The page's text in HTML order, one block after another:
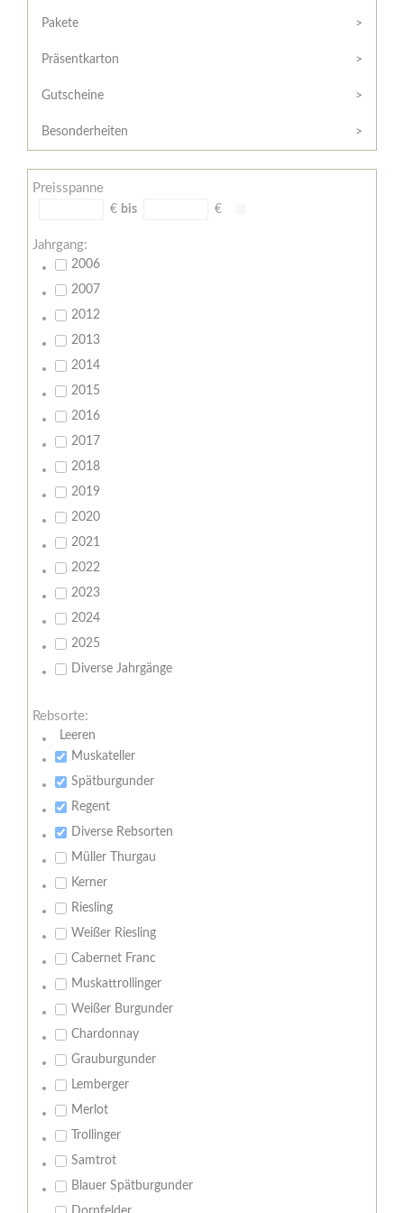
/
Widerrufsformular
AGB
Zahlungsbedingungen
Meine
Pakete
Präsentkarton
Gutscheine
Besonderheiten
Preisspanne
€ bis €
Jahrgang:
2006
2007
2012
2013
2014
2015
2016
2017
2018
2019
2020
2021
2022
2023
2024
2025
Diverse Jahrgänge
Rebsorte:
Leeren
Muskateller
Spätburgunder
Regent
Diverse Rebsorten
Müller Thurgau
Kerner
Riesling
Weißer Riesling
Cabernet Franc
Muskattrollinger
Weißer Burgunder
Chardonnay
Grauburgunder
Lemberger
Merlot
Trollinger
Samtrot
Blauer Spätburgunder